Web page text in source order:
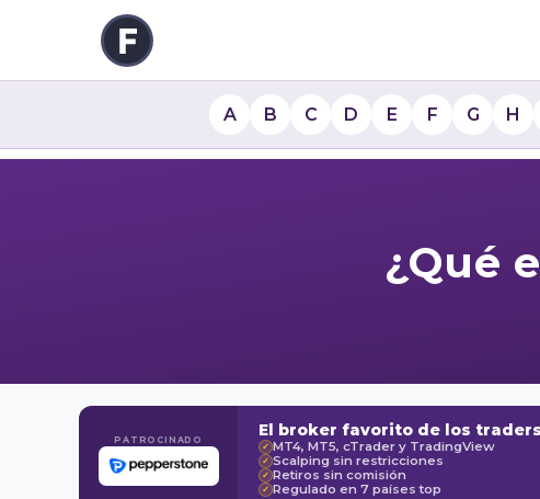
A B C D E F G H
¿Qué
PATROCINADO El broker favorito de los
✓ MT4, MT5, cTrader y TradingView
✓ Scalping sin restricciones
✓ Retiros sin comisión
✓ Regulado en 7 países top